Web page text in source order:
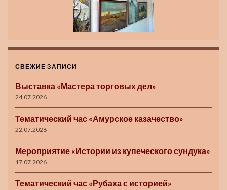
СВЕЖИЕ ЗАПИСИ
Выставка «Мастера торговых дел»
24.07.2026
Тематический час «Амурское казачество»
22.07.2026
Мероприятие «Истории из купеческого сундука»
17.07.2026
Тематический час «Рубаха с историей»